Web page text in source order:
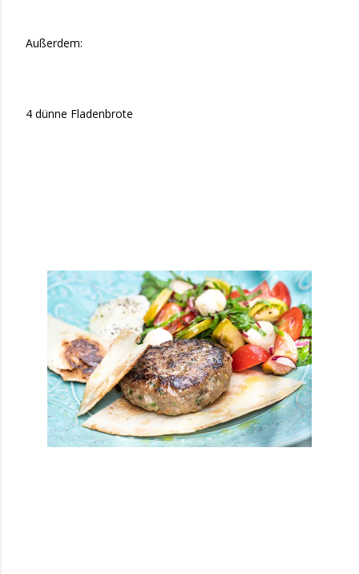
Außerdem:
4 dünne Fladenbrote